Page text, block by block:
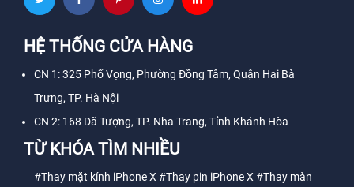
HỆ THỐNG CỬA HÀNG
CN 1: 325 Phố Vọng, Phường Đồng Tâm, Quận Hai Bà
Trưng, TP. Hà Nội
CN 2: 168 Dã Tượng, TP. Nha Trang, Tỉnh Khánh Hòa
TỪ KHÓA TÌM NHIỀU
#Thay mặt kính iPhone X #Thay pin iPhone X #Thay màn